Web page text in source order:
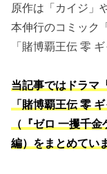
原作は「カイジ」
本伸行のコミック
「賭博覇王伝 零
当記事ではドラマ
「賭博覇王伝 零
（『ゼロ 一攫千
編）をまとめてい